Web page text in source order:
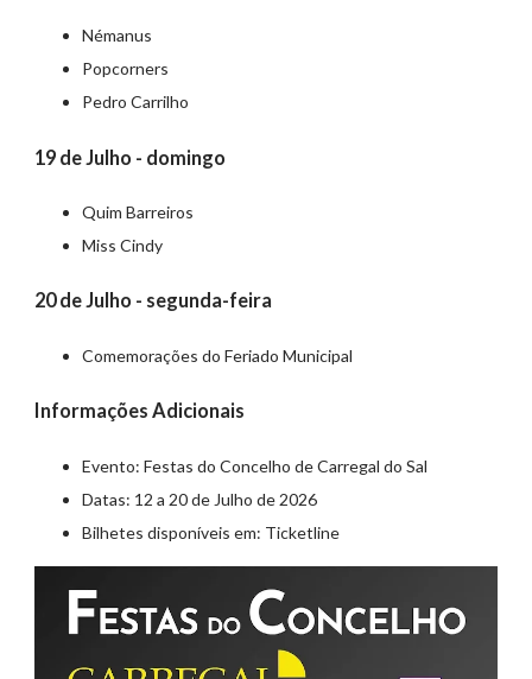
Némanus
Popcorners
Pedro Carrilho
19 de Julho - domingo
Quim Barreiros
Miss Cindy
20 de Julho - segunda-feira
Comemorações do Feriado Municipal
Informações Adicionais
Evento: Festas do Concelho de Carregal do Sal
Datas: 12 a 20 de Julho de 2026
Bilhetes disponíveis em: Ticketline